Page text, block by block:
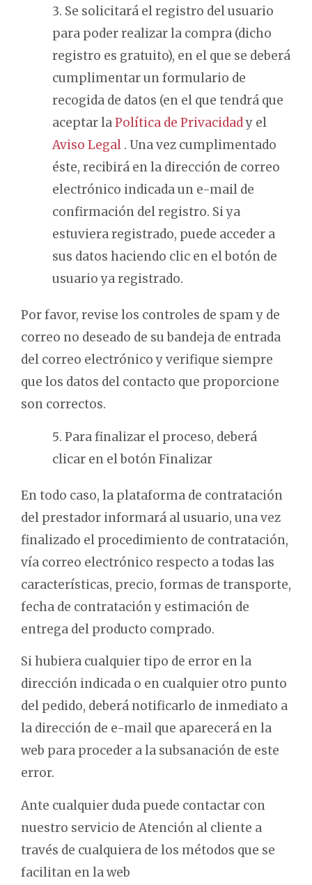
Se solicitará el registro del usuario
para poder realizar la compra (dicho
registro es gratuito), en el que se deberá
cumplimentar un formulario de
recogida de datos (en el que tendrá que
aceptar laPolítica de Privacidady el
Aviso Legal . Una vez cumplimentado
éste, recibirá en la dirección de correo
electrónico indicada un e-mail de
confirmación del registro. Si ya
estuviera registrado, puede acceder a
sus datos haciendo clic en el botón de
usuario ya registrado.
Por favor, revise los controles de spam y de
correo no deseado de su bandeja de entrada
del correo electrónico y verifique siempre
que los datos del contacto que proporcione
son correctos.
Para finalizar el proceso, deberá
clicar en el botón Finalizar
En todo caso, la plataforma de contratación
del prestador informará al usuario, una vez
finalizado el procedimiento de contratación,
vía correo electrónico respecto a todas las
características, precio, formas de transporte,
fecha de contratación y estimación de
entrega del producto comprado.
Si hubiera cualquier tipo de error en la
dirección indicada o en cualquier otro punto
del pedido, deberá notificarlo de inmediato a
la dirección de e-mail que aparecerá en la
web para proceder a la subsanación de este
error.
Ante cualquier duda puede contactar con
nuestro servicio de Atención al cliente a
través de cualquiera de los métodos que se
facilitan en la web